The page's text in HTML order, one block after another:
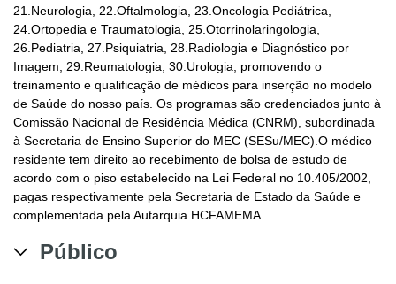
21.Neurologia, 22.Oftalmologia, 23.Oncologia Pediátrica,
24.Ortopedia e Traumatologia, 25.Otorrinolaringologia,
26.Pediatria, 27.Psiquiatria, 28.Radiologia e Diagnóstico por
Imagem, 29.Reumatologia, 30.Urologia; promovendo o
treinamento e qualificação de médicos para inserção no modelo
de Saúde do nosso país. Os programas são credenciados junto à
Comissão Nacional de Residência Médica (CNRM), subordinada
à Secretaria de Ensino Superior do MEC (SESu/MEC).O médico
residente tem direito ao recebimento de bolsa de estudo de
acordo com o piso estabelecido na Lei Federal no 10.405/2002,
pagas respectivamente pela Secretaria de Estado da Saúde e
complementada pela Autarquia HCFAMEMA.
Público